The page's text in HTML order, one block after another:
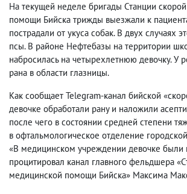
На текущей неделе бригады Станции
помощи Бийска трижды выезжали к
пострадали от укуса собак. В двух случаях
псы. В районе Нефтебазы на территории
набросилась на четырехлетнюю девочку. У
рана в области глазницы.
Как сообщает Telegram-канал бийской
девочке обработали рану и наложили
после чего в состоянии средней степени
в офтальмологическое отделение
«В медицинском учреждении девочке
процитировал канал главного фельдшера
медицинской помощи Бийска» Максима